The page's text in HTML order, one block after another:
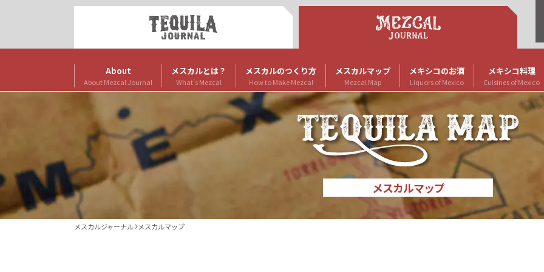
About
About Mezcal Journal
メスカルとは？
What’s Mezcal
メスカルのつくり方
How to Make Mezcal
メスカルマップ
Mezcal Map
メキシコのお酒
Liquors of Mexico
メキシコ料理
Cuisines of Mexico
メスカルマップ
メスカルジャーナル メスカルマップ